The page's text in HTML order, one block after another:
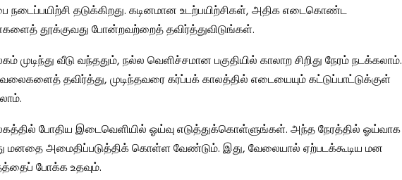
நடைப்பயிற்சி தடுக்கிறது. கடினமான உடற்பயிற்சிகள், அதிக எடைகொண்ட
தூக்குவது போன்றவற்றைத் தவிர்த்துவிடுங்கள்.
முடிந்து வீடு வந்ததும், நல்ல வெளிச்சமான பகுதியில் காலாற சிறிது நேரம் நடக்கலாம்.
தவிர்த்து, முடிந்தவரை கர்ப்பக் காலத்தில் எடையையும் கட்டுப்பாட்டுக்குள்
போதிய இடைவெளியில் ஓய்வு எடுத்துக்கொள்ளுங்கள். அந்த நேரத்தில் ஓய்வாக
மனதை அமைதிப்படுத்திக் கொள்ள வேண்டும். இது, வேலையால் ஏற்படக்கூடிய மன
போக்க உதவும்.